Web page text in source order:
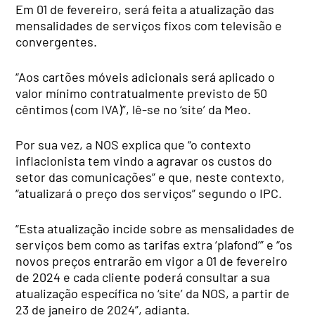
Em 01 de fevereiro, será feita a atualização das
mensalidades de serviços fixos com televisão e
convergentes.
“Aos cartões móveis adicionais será aplicado o
valor mínimo contratualmente previsto de 50
cêntimos (com IVA)”, lê-se no ‘site’ da Meo.
Por sua vez, a NOS explica que “o contexto
inflacionista tem vindo a agravar os custos do
setor das comunicações” e que, neste contexto,
“atualizará o preço dos serviços” segundo o IPC.
“Esta atualização incide sobre as mensalidades de
serviços bem como as tarifas extra ‘plafond’” e “os
novos preços entrarão em vigor a 01 de fevereiro
de 2024 e cada cliente poderá consultar a sua
atualização específica no ‘site’ da NOS, a partir de
23 de janeiro de 2024”, adianta.